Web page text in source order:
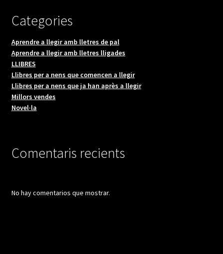
Categories
Aprendre a llegir amb lletres de pal
Aprendre a llegir amb lletres lligades
LLIBRES
Llibres per a nens que comencen a llegir
Llibres per a nens que ja han après a llegir
Millors vendes
Novel·la
Comentaris recients
No hay comentarios que mostrar.